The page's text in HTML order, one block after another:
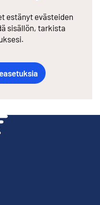
estänyt evästeiden
sisällön, tarkista